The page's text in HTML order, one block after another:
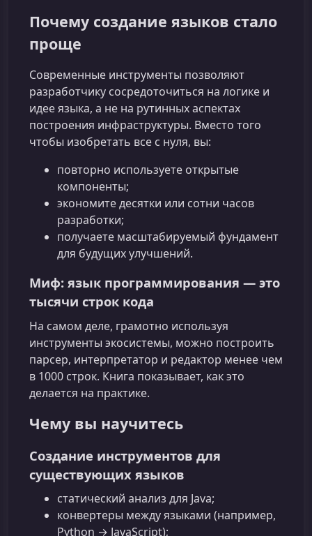
Почему создание языков стало
проще
Современные инструменты позволяют
разработчику сосредоточиться на логике и
идее языка, а не на рутинных аспектах
построения инфраструктуры. Вместо того
чтобы изобретать все с нуля, вы:
повторно используете открытые
компоненты;
экономите десятки или сотни часов
разработки;
получаете масштабируемый фундамент
для будущих улучшений.
Миф: язык программирования — это
тысячи строк кода
На самом деле, грамотно используя
инструменты экосистемы, можно построить
парсер, интерпретатор и редактор менее чем
в 1000 строк. Книга показывает, как это
делается на практике.
Чему вы научитесь
Создание инструментов для
существующих языков
статический анализ для Java;
конвертеры между языками (например,
Python → JavaScript);